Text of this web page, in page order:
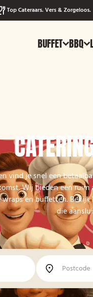
Top Cateraars. Vers & Zorgeloos.
BUFFET BBQ
vind je snel een
Wij bieden een
wraps en buffetten.
die